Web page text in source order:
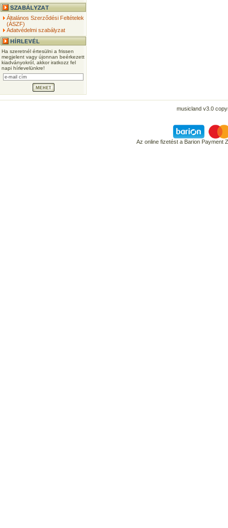
Általános Szerződési Feltételek
(ÁSZF)
Adatvédelmi szabályzat
Ha szeretnél értesülni a frissen
megjelent vagy újonnan beérkezett
kiadványokról, akkor iratkozz fel
napi hírlevelünkre!
musicland v3.0
Az online fizetést a Barion Payment